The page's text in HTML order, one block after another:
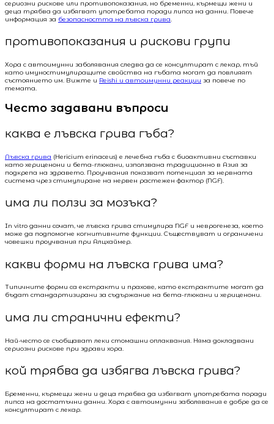
сериозни рискове или противопоказания, но бременни, кърмещи жени и
деца трябва да избягват употребата поради липса на данни. Повече
информация за безопасността на лъвска грива.
противопоказания и рискови групи
Хора с автоимунни заболявания следва да се консултират с лекар, тъй
като имуностимулиращите свойства на гъбата могат да повлияят
състоянието им. Вижте и Reishi и автоимунни реакции за повече по
темата.
Често задавани въпроси
каква е лъвска грива гъба?
Лъвска грива (Hericium erinaceus) е лечебна гъба с биоактивни съставки
като хериценони и бета-глюкани, използвана традиционно в Азия за
подкрепа на здравето. Проучвания показват потенциал за нервната
система чрез стимулиране на нервен растежен фактор (NGF).
има ли ползи за мозъка?
In vitro данни сочат, че лъвска грива стимулира NGF и неврогенеза, което
може да подпомогне когнитивните функции. Съществуват и ограничени
човешки проучвания при Алцхаймер.
какви форми на лъвска грива има?
Типичните форми са екстракти и прахове, като екстрактите могат да
бъдат стандартизирани за съдържание на бета-глюкани и хериценони.
има ли странични ефекти?
Най-често се съобщават леки стомашни оплаквания. Няма докладвани
сериозни рискове при здрави хора.
кой трябва да избягва лъвска грива?
Бременни, кърмещи жени и деца трябва да избягват употребата поради
липса на достатъчни данни. Хора с автоимунни заболявания е добре да се
консултират с лекар.